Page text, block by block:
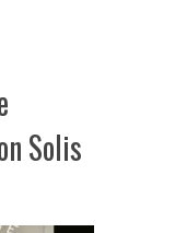
Solis